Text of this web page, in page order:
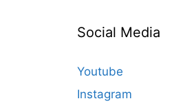
Social Media
Youtube
Instagram